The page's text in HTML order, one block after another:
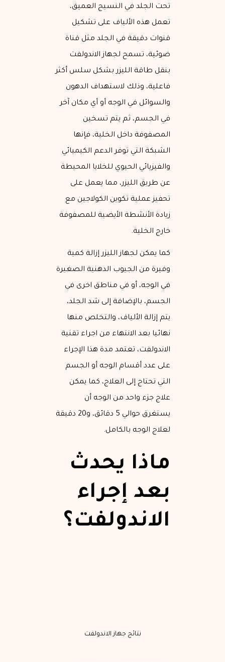
تحت الجلد في النسيج العميق،
تعمل هذه الألياف على تشكيل
قنوات دقيقة في الجلد مثل قناة
ضوئية، تسمح لجهاز الاندولفت
بنقل طاقة الليزر بشكل سلس أكثر
فاعلية، وذلك لاستهداف الدهون
والسوائل في الوجه أو أي مكان آخر
في الجسم، ثم يتم تسخين
المصفوفة داخل الخلية، فإنها
الشبكة التي توفر الدعم الكيميائي
والفيزيائي الحيوي للخلايا المحيطة
عن طريق الليزر، مما يعمل على
تحفيز عملية تكوين الكولاجين مع
زيادة الأنشطة الأيضية للمصفوفة
خارج الخلية.
كما يمكن لجهاز الليزر إزالة كمية
وفيرة من الجيوب الدهنية الصغيرة
في الوجه، أو في مناطق اخرى في
الجسم، بالإضافة إلى شد الجلد،
يتم إزالة الألياف، والتخلص منها
نهائيا بعد الانتهاء من اجراء تقنية
الاندولفت، تعتمد مدة هذا الإجراء
على عدد أقسام الوجه أو الجسم
التي تحتاج إلى العلاج، كما يمكن
علاج جزء واحد من الوجه أن
يستغرق حوالي 5 دقائق، و20 دقيقة
لعلاج الوجه بالكامل.
ماذا يحدث
بعد إجراء
الاندولفت؟
نتائج جهاز الاندولفت